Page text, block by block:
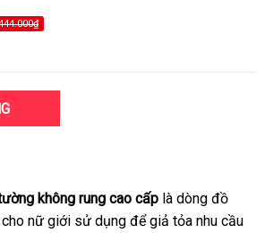
không rung cao cấp là dòng đồ
nữ giới sử dụng cao
để giả tỏa nhu cầu